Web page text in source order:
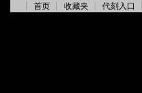
首页 收藏夹 代刻入口